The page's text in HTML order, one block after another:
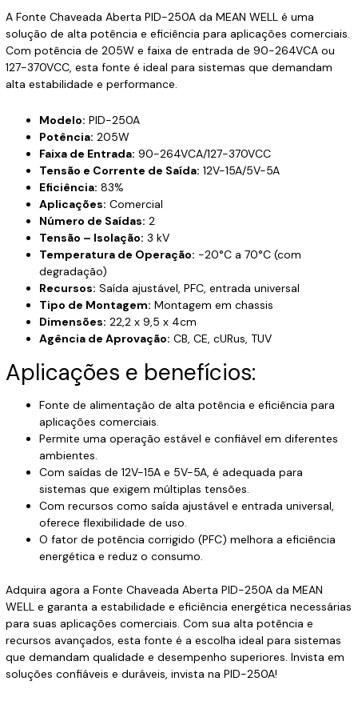
A Fonte Chaveada Aberta PID-250A da MEAN WELL é uma
solução de alta potência e eficiência para aplicações comerciais.
Com potência de 205W e faixa de entrada de 90-264VCA ou
127-370VCC, esta fonte é ideal para sistemas que demandam
alta estabilidade e performance.
Modelo: PID-250A
Potência: 205W
Faixa de Entrada: 90-264VCA/127-370VCC
Tensão e Corrente de Saída: 12V-15A/5V-5A
Eficiência: 83%
Aplicações: Comercial
Número de Saídas: 2
Tensão – Isolação: 3 kV
Temperatura de Operação: -20°C a 70°C (com
degradação)
Recursos: Saída ajustável, PFC, entrada universal
Tipo de Montagem: Montagem em chassis
Dimensões: 22,2 x 9,5 x 4cm
Agência de Aprovação: CB, CE, cURus, TUV
Aplicações e benefícios:
Fonte de alimentação de alta potência e eficiência para
aplicações comerciais.
Permite uma operação estável e confiável em diferentes
ambientes.
Com saídas de 12V-15A e 5V-5A, é adequada para
sistemas que exigem múltiplas tensões.
Com recursos como saída ajustável e entrada universal,
oferece flexibilidade de uso.
O fator de potência corrigido (PFC) melhora a eficiência
energética e reduz o consumo.
Adquira agora a Fonte Chaveada Aberta PID-250A da MEAN
WELL e garanta a estabilidade e eficiência energética necessárias
para suas aplicações comerciais. Com sua alta potência e
recursos avançados, esta fonte é a escolha ideal para sistemas
que demandam qualidade e desempenho superiores. Invista em
soluções confiáveis e duráveis, invista na PID-250A!